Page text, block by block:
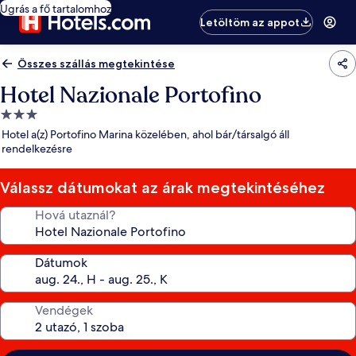
Ugrás a fő tartalomhoz
Letöltöm az appot
Összes szállás megtekintése
Hotel Nazionale Portofino
3.0
csillagos
szálláshely
Hotel a(z) Portofino Marina közelében, ahol bár/társalgó áll
rendelkezésre
Válassz dátumokat az árak megtekintéséhez
Hová utaznál?
Dátumok
Vendégek